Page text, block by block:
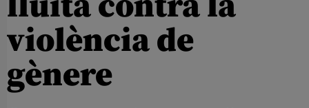
violència de
gènere